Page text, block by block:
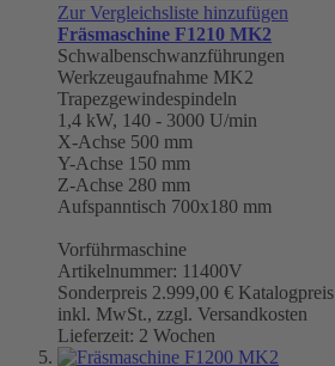
Zur Vergleichsliste hinzufügen
Fräsmaschine F1210 MK2
Schwalbenschwanzführungen
Werkzeugaufnahme MK2
Trapezgewindespindeln
1,4 kW, 140 - 3000 U/min
X-Achse 500 mm
Y-Achse 150 mm
Z-Achse 280 mm
Aufspanntisch 700x180 mm
Vorführmaschine
Artikelnummer: 11400V
Sonderpreis 2.999,00 € Katalogpreis
inkl. MwSt., zzgl. Versandkosten
Lieferzeit: 2 Wochen